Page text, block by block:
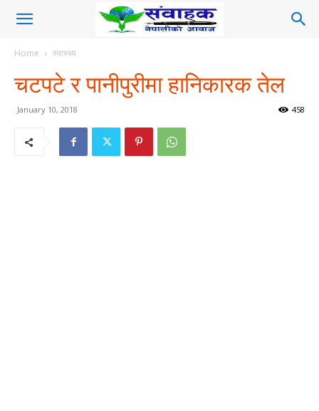
Home स्वास्थ्य
चटपटे र पानीपुरीमा हानिकारक तेल
January 10, 2018 458